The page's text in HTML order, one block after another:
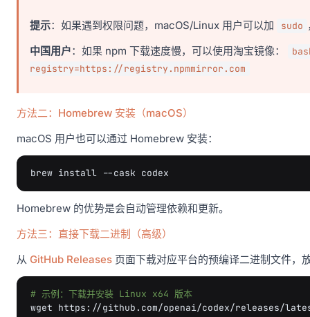
提示：如果遇到权限问题，macOS/Linux 用户可以加 sudo
中国用户：如果 npm 下载速度慢，可以使用淘宝镜像：
registry=https://registry.npmmirror.com
方法二：Homebrew 安装（macOS）
macOS 用户也可以通过 Homebrew 安装：
brew install --cask
Homebrew 的优势是会自动管理依赖和更新。
方法三：直接下载二进制（高级）
从 GitHub Releases 页面下载对应平台的预编译二进制文件，
# 示例：下载并安装 Linux x64 版本
wget https://github.com/openai/codex/releases/